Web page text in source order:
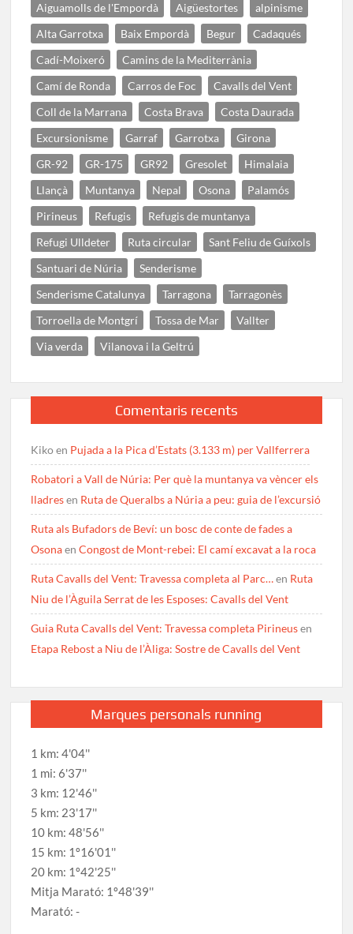
Aiguamolls de l'Empordà Aigüestortes
alpinisme
Alta Garrotxa
Baix Empordà Begur
Cadaqués
Cadí-Moixeró
Camins de la Mediterrània
Camí de Ronda
Carros de Foc
Cavalls del Vent
Coll de la Marrana
Costa Brava
Costa Daurada
Excursionisme
Garraf Garrotxa
Girona
GR-92
GR-175 GR92 Gresolet
Himalaia
Llançà
Muntanya Nepal Osona
Palamós
Pirineus
Refugis
Refugis de muntanya
Refugi Ulldeter
Ruta circular
Sant Feliu de Guíxols
Santuari de Núria
Senderisme
Senderisme Catalunya
Tarragona
Tarragonès
Torroella de Montgrí
Tossa de Mar
Vallter
Via verda
Vilanova i la Geltrú
Comentaris recents
Kikoen Pujada a la Pica d’Estats (3.133 m) per Vallferrera
Robatori a Vall de Núria: Per què la muntanya va vèncer els
lladresen Ruta de Queralbs a Núria a peu: guia de l’excursió
Ruta als Bufadors de Beví: un bosc de conte de fades a
OsonaenCongost de Mont-rebei: El camí excavat a la roca
Ruta Cavalls del Vent: Travessa completa al Parc…en Ruta
Niu de l’Àguila Serrat de les Esposes: Cavalls del Vent
Guia Ruta Cavalls del Vent: Travessa completa Pirineusen
Etapa Rebost a Niu de l’Àliga: Sostre de Cavalls del Vent
Marques personals running
1 km: 4'04''
1 mi: 6'37''
3 km: 12'46''
5 km: 23'17''
10 km: 48'56''
15 km: 1º16'01''
20 km: 1º42'25''
Mitja Marató: 1º48'39''
Marató: -